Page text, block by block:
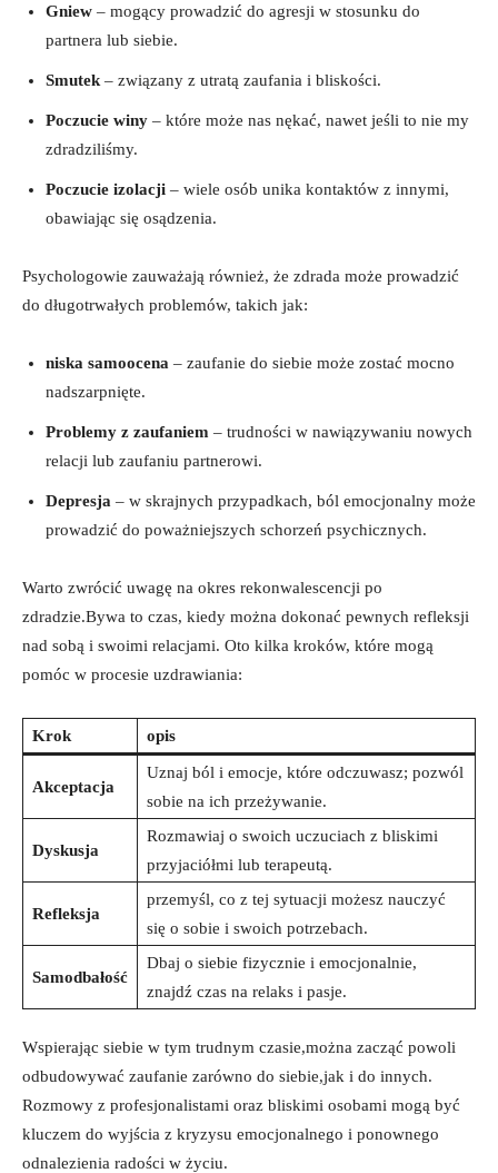
Gniew – mogący prowadzić do agresji w stosunku do
partnera lub siebie.
Smutek – związany z utratą zaufania i bliskości.
Poczucie winy – które może nas nękać, nawet jeśli to nie my
zdradziliśmy.
Poczucie izolacji – wiele osób unika kontaktów z innymi,
obawiając się osądzenia.
Psychologowie zauważają również, że zdrada może prowadzić
do długotrwałych problemów, takich jak:
niska samoocena – zaufanie do siebie może zostać mocno
nadszarpnięte.
Problemy z zaufaniem – trudności w nawiązywaniu nowych
relacji lub zaufaniu partnerowi.
Depresja – w skrajnych przypadkach, ból emocjonalny może
prowadzić do poważniejszych schorzeń psychicznych.
Warto zwrócić uwagę na okres rekonwalescencji po
zdradzie.Bywa to czas, kiedy można dokonać pewnych refleksji
nad sobą i swoimi relacjami. Oto kilka kroków, które mogą
pomóc w procesie uzdrawiania:
Krok opis
Akceptacja
Uznaj ból i emocje, które odczuwasz; pozwól
sobie na ich przeżywanie.
Dyskusja
Rozmawiaj o swoich uczuciach z bliskimi
przyjaciółmi lub terapeutą.
Refleksja
przemyśl, co z tej sytuacji możesz nauczyć
się o sobie i swoich potrzebach.
Samodbałość
Dbaj o siebie fizycznie i emocjonalnie,
znajdź czas na relaks i pasje.
Wspierając siebie w tym trudnym czasie,można zacząć powoli
odbudowywać zaufanie zarówno do siebie,jak i do innych.
Rozmowy z profesjonalistami oraz bliskimi osobami mogą być
kluczem do wyjścia z kryzysu emocjonalnego i ponownego
odnalezienia radości w życiu.